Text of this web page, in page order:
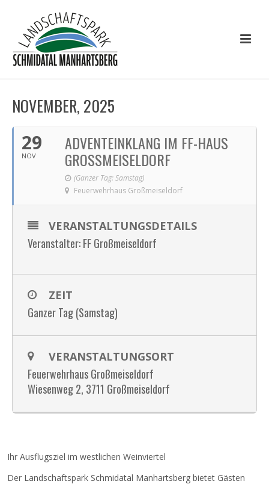
NOVEMBER, 2025
29
NOV
ADVENTEINKLANG IM FF-HAUS
GROSSMEISELDORF
(Ganzer Tag: Samstag)
Feuerwehrhaus Großmeiseldorf
VERANSTALTUNGSDETAILS
Veranstalter: FF Großmeiseldorf
ZEIT
Ganzer Tag (Samstag)
VERANSTALTUNGSORT
Feuerwehrhaus Großmeiseldorf
Wiesenweg 2, 3711 Großmeiseldorf
Ihr Ausflugsziel im westlichen Weinviertel
Der Landschaftspark Schmidatal Manhartsberg bietet Gästen